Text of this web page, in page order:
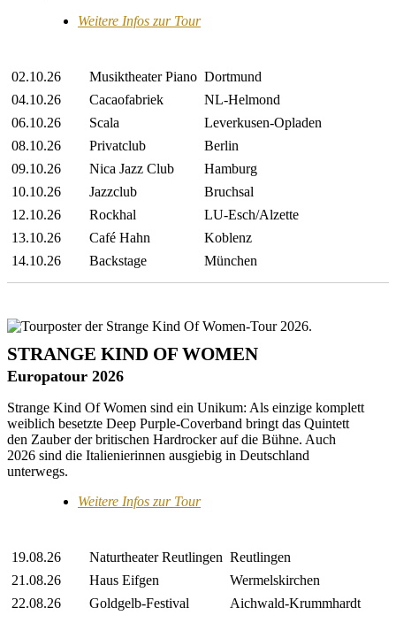
Weitere Infos zur Tour
02.10.26 Musiktheater Piano Dortmund
04.10.26
Cacaofabriek
NL-Helmond
06.10.26
Scala
Leverkusen-Opladen
08.10.26
Privatclub
Berlin
09.10.26
Nica Jazz Club
Hamburg
10.10.26
Jazzclub
Bruchsal
12.10.26
Rockhal
LU-Esch/Alzette
13.10.26
Café Hahn
Koblenz
14.10.26
Backstage München
STRANGE KIND OF WOMEN
Europatour 2026
Strange Kind Of Women sind ein Unikum: Als einzige komplett
weiblich besetzte Deep Purple-Coverband bringt das Quintett
den Zauber der britischen Hardrocker auf die Bühne. Auch
2026 sind die Italienierinnen ausgiebig in Deutschland
unterwegs.
Weitere Infos zur Tour
19.08.26 Naturtheater Reutlingen Reutlingen
21.08.26
Haus Eifgen
Wermelskirchen
22.08.26
Goldgelb-Festival Aichwald-Krummhardt